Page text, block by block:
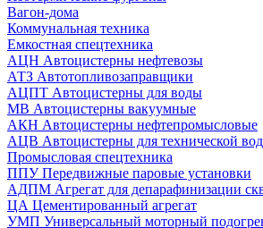
Вагон-дома
Коммунальная техника
Емкостная спецтехника
АЦН Автоцистерны нефтевозы
АТЗ Автотопливозаправщики
АЦПТ Автоцистерны для воды
МВ Автоцистерны вакуумные
АКН Автоцистерны нефтепромысловые
АЦВ Автоцистерны для технической
Промысловая спецтехника
ППУ Передвижные паровые установки
АДПМ Агрегат для депарафинизации
ЦА Цементированный агрегат
УМП Универсальный моторный